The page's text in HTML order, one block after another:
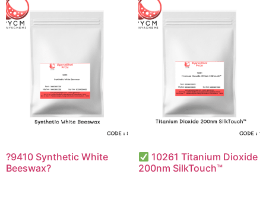
?9410 Synthetic White
Beeswax?
10261 Titanium Dioxide
200nm SilkTouch™